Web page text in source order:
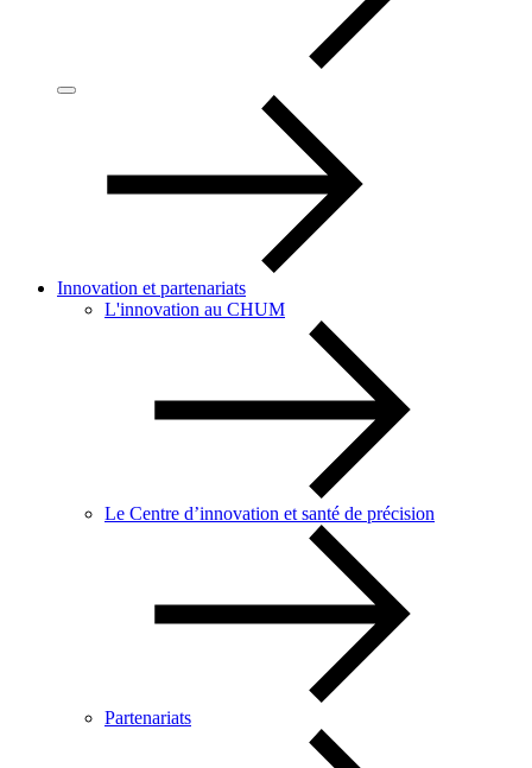
Innovation et partenariats
L'innovation au CHUM
Le Centre d’innovation et santé de précision
Partenariats